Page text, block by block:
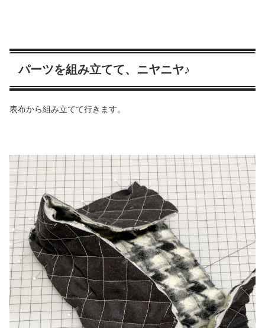
パーツを組み立てて、ニヤニヤ♪
表布から組み立てて行きます。